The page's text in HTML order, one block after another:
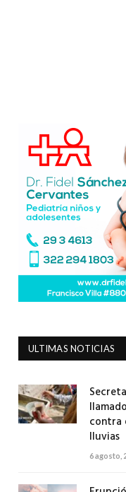
ULTIMAS NOTICIAS
contra
lluvias
6 agosto,